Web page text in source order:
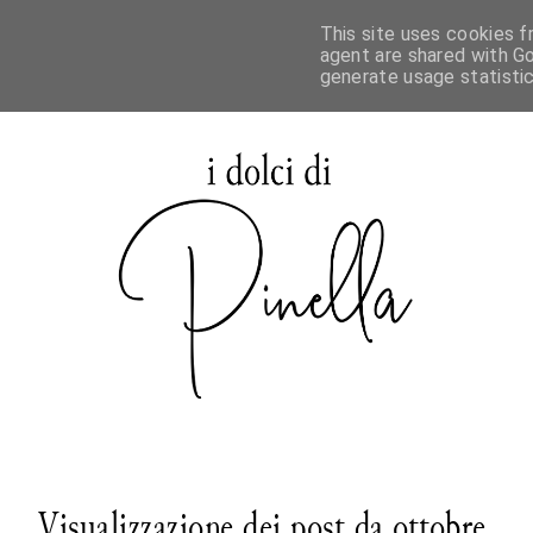
This site uses cookies
agent are shared with
generate usage